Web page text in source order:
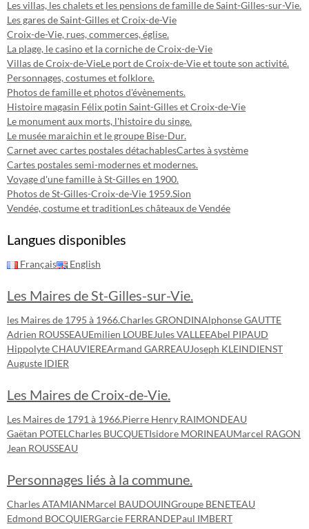
Les villas, les chalets et les pensions de famille de Saint-Gilles-sur-Vie.
Les gares de Saint-Gilles et Croix-de-Vie
Croix-de-Vie, rues, commerces, église.
La plage, le casino et la corniche de Croix-de-Vie
Villas de Croix-de-VieLe port de Croix-de-Vie et toute son activité.
Personnages, costumes et folklore.
Photos de famille et photos d'évènements.
Histoire magasin Félix potin Saint-Gilles et Croix-de-Vie
Le monument aux morts, l'histoire du singe.
Le musée maraichin et le groupe Bise-Dur.
Carnet avec cartes postales détachablesCartes à système
Cartes postales semi-modernes et modernes.
Voyage d'une famille à St-Gilles en 1900.
Photos de St-Gilles-Croix-de-Vie 1959.Sion
Vendée, costume et traditionLes châteaux de Vendée
Langues disponibles
Français English
Les Maires de St-Gilles-sur-Vie.
les Maires de 1795 à 1966.Charles GRONDINAlphonse GAUTTE
Adrien ROUSSEAUEmilien LOUBEJules VALLEEAbel PIPAUD
Hippolyte CHAUVIEREArmand GARREAUJoseph KLEINDIENST
Auguste IDIER
Les Maires de Croix-de-Vie.
Les Maires de 1791 à 1966.Pierre Henry RAIMONDEAU
Gaëtan POTEL Charles BUCQUETIsidore MORINEAUMarcel RAGON
Jean ROUSSEAU
Personnages liés à la commune.
Charles ATAMIANMarcel BAUDOUINGroupe BENETEAU
Edmond BOCQUIERGarcie FERRANDEPaul IMBERT